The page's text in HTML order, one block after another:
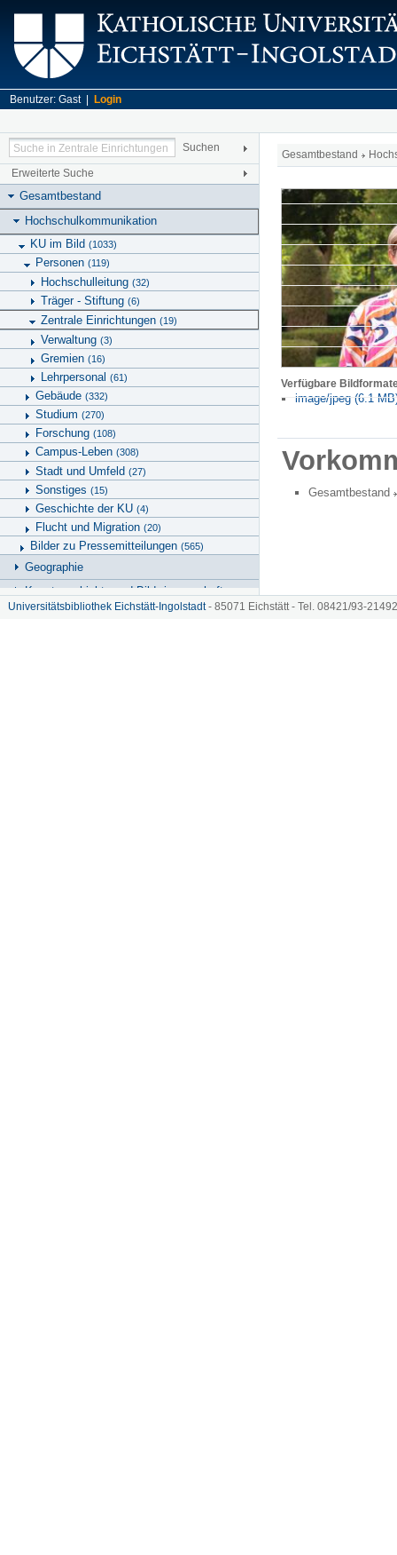
Benutzer: Gast | Login
Erweiterte Suche
Gesamtbestand
Hochschulkommunikation
KU im Bild (1033)
Personen (119)
Hochschulleitung (32)
Träger - Stiftung (6)
Zentrale Einrichtungen (19)
Verwaltung (3)
Gremien (16)
Lehrpersonal (61)
Gebäude (332)
Studium (270)
Forschung (108)
Campus-Leben (308)
Stadt und Umfeld (27)
Sonstiges (15)
Geschichte der KU (4)
Flucht und Migration (20)
Bilder zu Pressemitteilungen (565)
Geographie
Kunstgeschichte und Bildwissenschaften
Gesamtbestand
Verfügbare
image/jpeg (6.1
Gesamtbestand
Universitätsbibliothek Eichstätt-Ingolstadt- 85071 Eichstätt - Tel. 08421/93-